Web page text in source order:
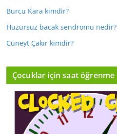
Burcu Kara kimdir?
Huzursuz bacak sendromu nedir?
Cüneyt Çakır kimdir?
Çocuklar için saat öğrenme